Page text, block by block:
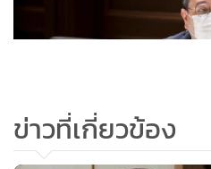
ข่าวที่เกี่ยวข้อง